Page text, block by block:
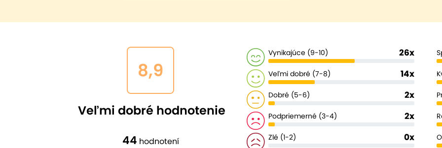
8,9
Veľmi dobré hodnotenie
44 hodnotení
Vynikajúce (9-10) 26x
Veľmi dobré (7-8) 14x
Dobré (5-6) 2x
Podpriemerné (3-4) 2x
Zlé (1-2) 0x